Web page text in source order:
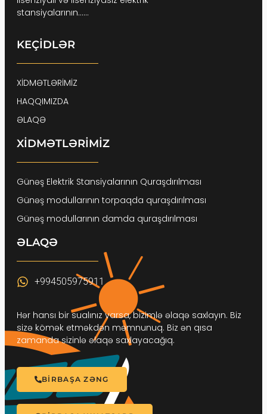
stansiyalarının……
KEÇİDLƏR
XİDMƏTLƏRİMİZ
HAQQIMIZDA
ƏLAQƏ
XİDMƏTLƏRİMİZ
Günəş Elektrik Stansiyalarının Quraşdırılması
Günəş modullarının torpaqda quraşdırılması
Günəş modullarının damda quraşdırılması
ƏLAQƏ
+994505975911
Hər hansı bir sualınız varsa, bizimlə əlaqə saxlayın. Biz
sizə kömək etməkdən məmnunuq. Biz ən qısa
zamanda sizinlə əlaqə saxlayacağıq.
BİRBAŞA ZƏNG